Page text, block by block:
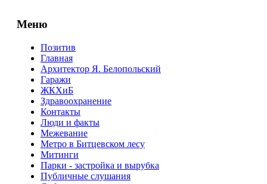
Меню
Позитив
Главная
Архитектор Я. Белопольский
Гаражи
ЖКХиБ
Здравоохранение
Контакты
Люди и факты
Межевание
Метро в Битцевском лесу
Митинги
Парки - застройка и вырубка
Публичные слушания